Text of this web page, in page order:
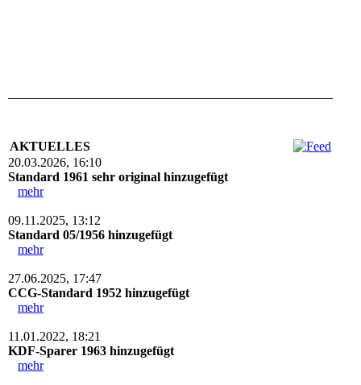
AKTUELLES
20.03.2026, 16:10
Standard 1961 sehr original hinzugefügt
mehr
09.11.2025, 13:12
Standard 05/1956 hinzugefügt
mehr
27.06.2025, 17:47
CCG-Standard 1952 hinzugefügt
mehr
11.01.2022, 18:21
KDF-Sparer 1963 hinzugefügt
mehr